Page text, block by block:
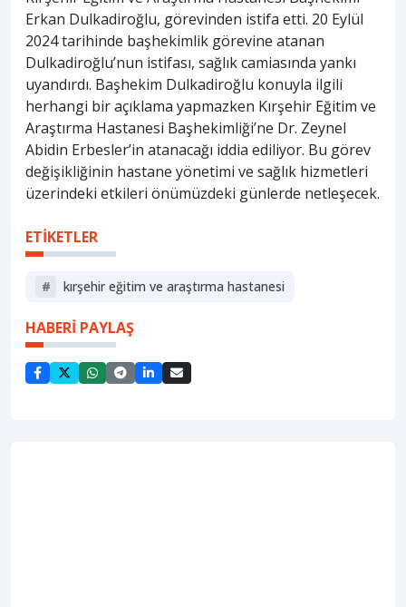
Erkan Dulkadiroğlu, görevinden istifa etti. 20 Eylül
2024 tarihinde başhekimlik görevine atanan
Dulkadiroğlu’nun istifası, sağlık camiasında yankı
uyandırdı. Başhekim Dulkadiroğlu konuyla ilgili
herhangi bir açıklama yapmazken Kırşehir Eğitim ve
Araştırma Hastanesi Başhekimliği’ne Dr. Zeynel
Abidin Erbesler’in atanacağı iddia ediliyor. Bu görev
değişikliğinin hastane yönetimi ve sağlık hizmetleri
üzerindeki etkileri önümüzdeki günlerde netleşecek.
ETİKETLER
# kırşehir eğitim ve araştırma hastanesi
HABERİ PAYLAŞ